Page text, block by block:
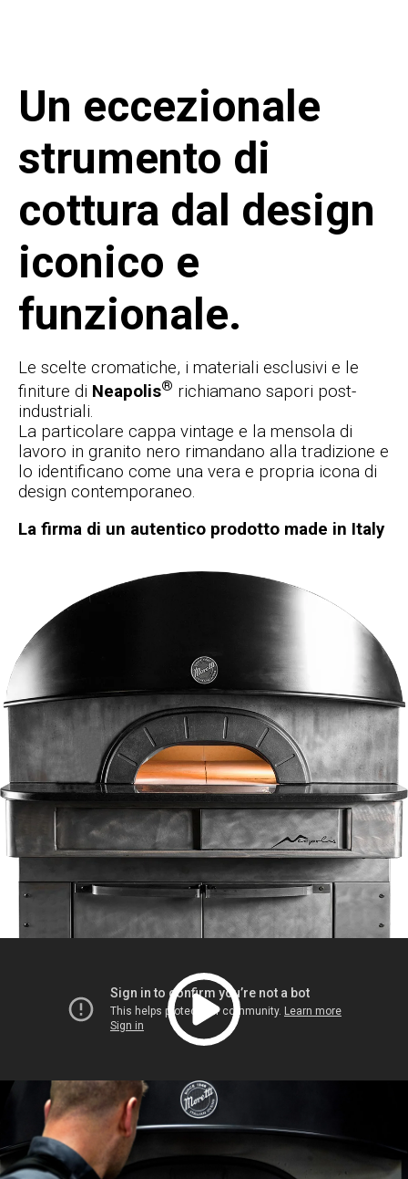
Un eccezionale
strumento di
cottura dal design
iconico e
funzionale.
Le scelte cromatiche, i materiali esclusivi e le
finiture di Neapolis® richiamano sapori post-
industriali.
La particolare cappa vintage e la mensola di
lavoro in granito nero rimandano alla tradizione e
lo identificano come una vera e propria icona di
design contemporaneo.
La firma di un autentico prodotto made in Italy